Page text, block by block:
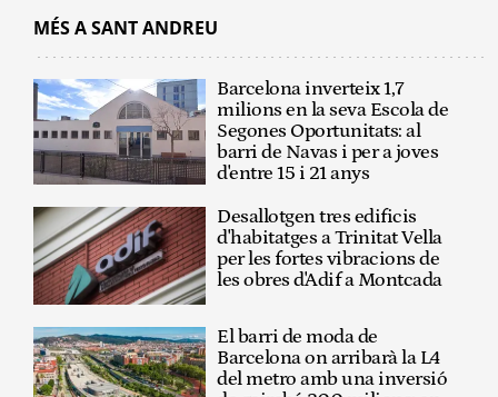
MÉS A SANT ANDREU
Barcelona inverteix 1,7
milions en la seva Escola de
Segones Oportunitats: al
barri de Navas i per a joves
d'entre 15 i 21 anys
Desallotgen tres edificis
d'habitatges a Trinitat Vella
per les fortes vibracions de
les obres d'Adif a Montcada
El barri de moda de
Barcelona on arribarà la L4
del metro amb una inversió